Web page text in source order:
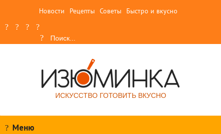
Новости Рецепты Советы Быстро и вкусно
ИСКУССТВО ГОТОВИТЬ ВКУСНО
Меню